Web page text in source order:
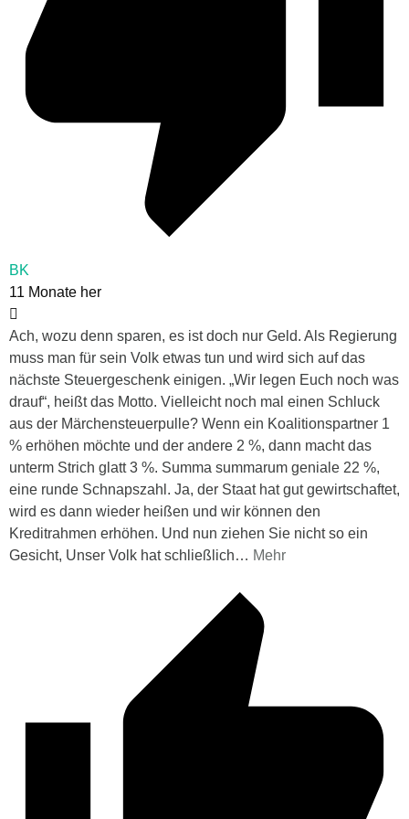
BK
11 Monate her
Ach, wozu denn sparen, es ist doch nur Geld. Als Regierung
muss man für sein Volk etwas tun und wird sich auf das
nächste Steuergeschenk einigen. „Wir legen Euch noch was
drauf“, heißt das Motto. Vielleicht noch mal einen Schluck
aus der Märchensteuerpulle? Wenn ein Koalitionspartner 1
% erhöhen möchte und der andere 2 %, dann macht das
unterm Strich glatt 3 %. Summa summarum geniale 22 %,
eine runde Schnapszahl. Ja, der Staat hat gut gewirtschaftet,
wird es dann wieder heißen und wir können den
Kreditrahmen erhöhen. Und nun ziehen Sie nicht so ein
Gesicht, Unser Volk hat schließlich… Mehr